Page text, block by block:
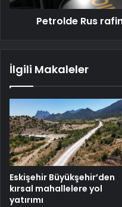
Petrolde Rus
İlgili Makaleler
Eskişehir Büyükşehir’den
kırsal mahallelere yol
yatırımı